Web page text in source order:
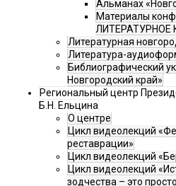
Альманах
Материалы
ЛИТЕРАТУРНОЕ
Литературная
Литература-
Библиографический
Новгородский край»
Региональный центр
Б.Н. Ельцина
О центре
Цикл видеолекций
реставрации»
Цикл видеолекций
Цикл видеолекций
зодчества – это